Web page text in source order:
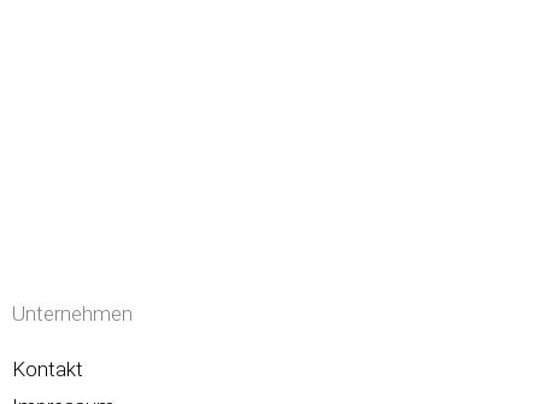
Unternehmen
Kontakt